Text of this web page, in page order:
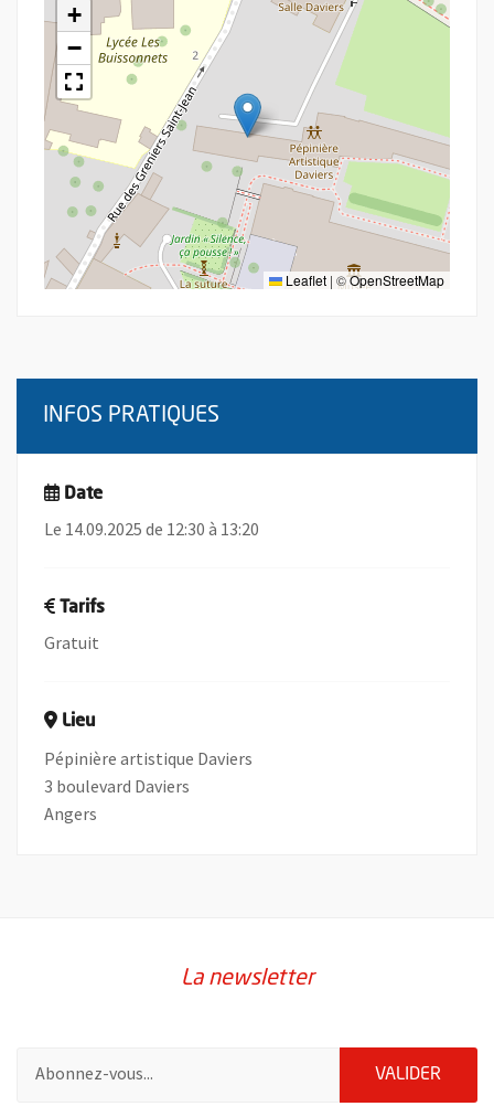
+
−
Leaflet | ©OpenStreetMap
INFOS PRATIQUES
Date
Le 14.09.2025 de 12:30 à 13:20
Tarifs
Gratuit
Lieu
Pépinière artistique Daviers
3 boulevard Daviers
Angers
La newsletter
VALIDER